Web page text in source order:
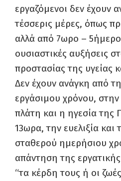
εργαζόμενοι δεν έχουν
τέσσερις μέρες, όπως
αλλά από 7ωρο –
ουσιαστικές αυξήσεις
προστασίας της υγείας
Δεν έχουν ανάγκη από
εργάσιμου χρόνου, στην
πλάτη και η ηγεσία της
13ωρα, την ευελιξία
σταθερού ημερήσιου
απάντηση της
“τα κέρδη τους ή οι